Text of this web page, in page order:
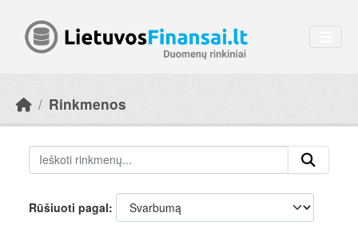
Rinkmenos
Rūšiuoti pagal